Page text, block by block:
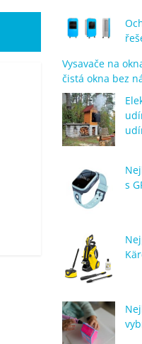
Vysavače na
čistá okna bez
s